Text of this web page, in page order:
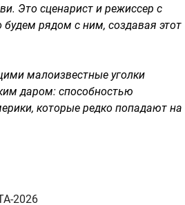
Это сценарист и режиссер с
рядом с ним, создавая этот
малоизвестные уголки
даром: способностью
которые редко попадают на
2026